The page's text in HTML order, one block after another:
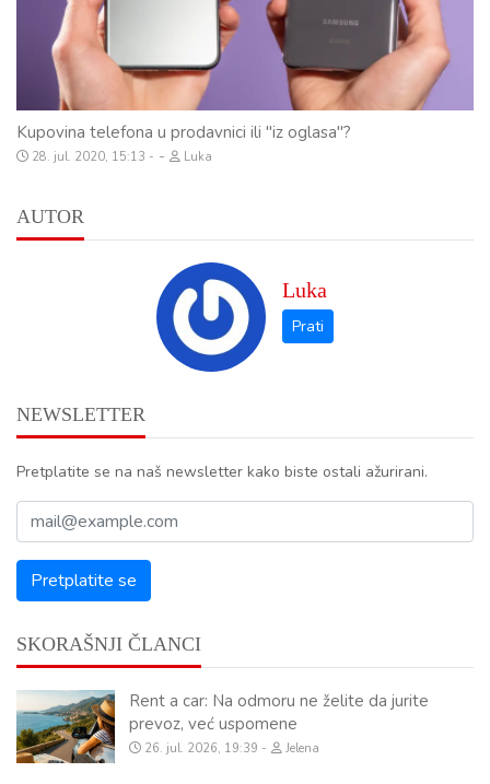
Kupovina telefona u prodavnici ili "iz oglasa"?
28. jul. 2020, 15:13 - Luka
AUTOR
Luka
NEWSLETTER
Pretplatite se na naš newsletter kako biste ostali ažurirani.
SKORAŠNJI ČLANCI
Rent a car: Na odmoru ne želite da jurite
prevoz, već uspomene
26. jul. 2026, 19:39 Jelena